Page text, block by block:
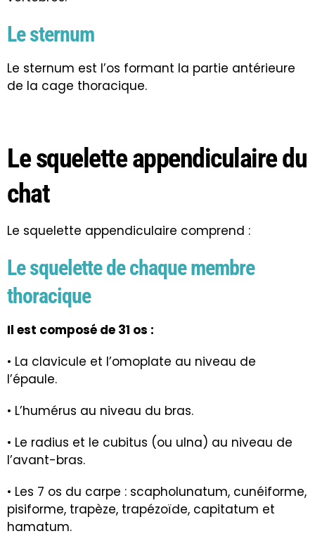
Le sternum
Le sternum est l’os formant la partie antérieure
de la cage thoracique.
Le squelette appendiculaire du
chat
Le squelette appendiculaire comprend :
Le squelette de chaque membre
thoracique
Il est composé de 31 os :
• La clavicule et l’omoplate au niveau de
l’épaule.
• L’humérus au niveau du bras.
• Le radius et le cubitus (ou ulna) au niveau de
l’avant-bras.
• Les 7 os du carpe : scapholunatum, cunéiforme,
pisiforme, trapèze, trapézoïde, capitatum et
hamatum.